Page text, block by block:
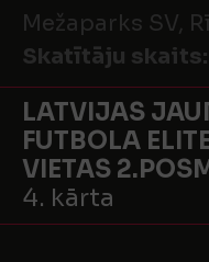
Mežaparks SV,
Skatītāju skaits:
LATVIJAS
FUTBOLA
VIETAS
4. kārta